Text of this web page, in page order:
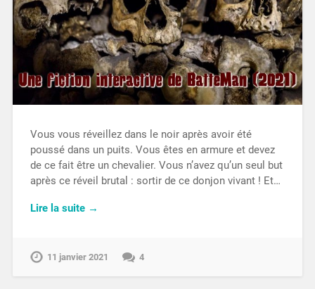
Vous vous réveillez dans le noir après avoir été
poussé dans un puits. Vous êtes en armure et devez
de ce fait être un chevalier. Vous n’avez qu’un seul but
après ce réveil brutal : sortir de ce donjon vivant ! Et…
Lire la suite →
11 janvier 2021 4